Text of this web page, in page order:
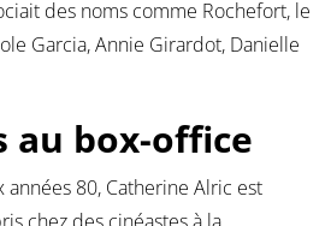
des noms comme Rochefort, le
Garcia, Annie Girardot, Danielle
au box-office
années 80, Catherine Alric est